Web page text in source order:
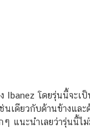
โดยรุ่นนี้จะเ
เดียวกับด้านข้างแล
ๆ แนะนำเลยว่ารุ่นนี้ไ